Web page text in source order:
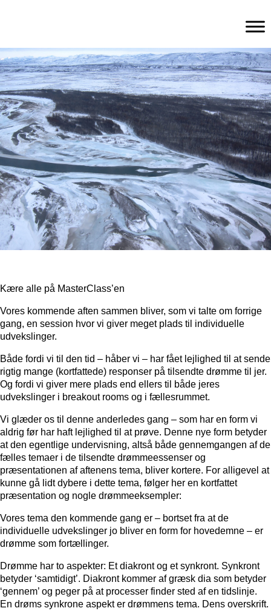
Kære alle på MasterClass’en
Vores kommende aften sammen bliver, som vi talte om forrige
gang, en session hvor vi giver meget plads til individuelle
udvekslinger.
Både fordi vi til den tid – håber vi – har fået lejlighed til at sende
rigtig mange (kortfattede) responser på tilsendte drømme til jer.
Og fordi vi giver mere plads end ellers til både jeres
udvekslinger i breakout rooms og i fællesrummet.
Vi glæder os til denne anderledes gang – som har en form vi
aldrig før har haft lejlighed til at prøve. Denne nye form betyder
at den egentlige undervisning, altså både gennemgangen af de
fælles temaer i de tilsendte drømmeessenser og
præsentationen af aftenens tema, bliver kortere. For alligevel at
kunne gå lidt dybere i dette tema, følger her en kortfattet
præsentation og nogle drømmeeksempler:
Vores tema den kommende gang er – bortset fra at de
individuelle udvekslinger jo bliver en form for hovedemne – er
drømme som fortællinger.
Drømme har to aspekter: Etdiakrontog etsynkront. Synkront
betyder ‘samtidigt’. Diakront kommer af græsk dia som betyder
‘gennem’ og peger på at processer finder sted af en tidslinje.
En drøms synkrone aspekt er drømmens tema. Dens overskrift.